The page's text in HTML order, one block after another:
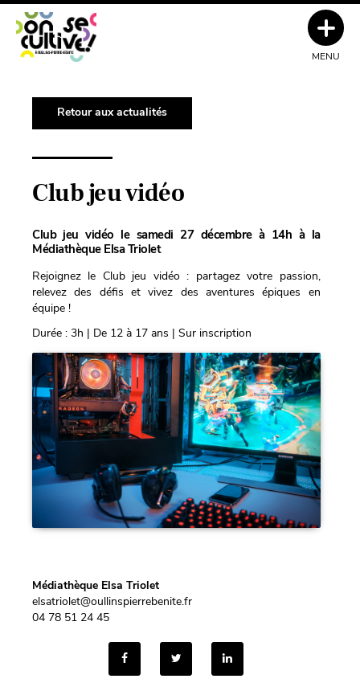
Retour aux actualités
Club jeu vidéo
Club jeu vidéo le samedi 27 décembre à 14h à la
Médiathèque Elsa Triolet
Rejoignez le Club jeu vidéo : partagez votre passion,
relevez des défis et vivez des aventures épiques en
équipe !
Durée : 3h | De 12 à 17 ans | Sur inscription
Médiathèque Elsa Triolet
elsatriolet@oullinspierrebenite.fr
04 78 51 24 45
MENU